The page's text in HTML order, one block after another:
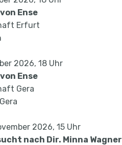
Ense
Erfurt
2026, 18 Uhr
Ense
Gera
2026, 15 Uhr
nach Dir. Minna Wagner